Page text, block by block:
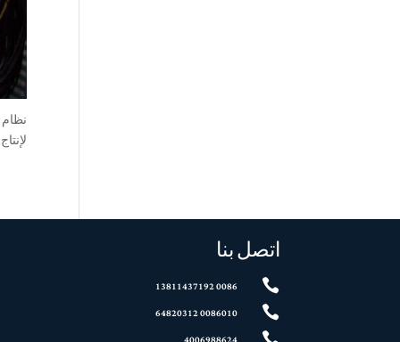
اتصل بنا

0086 13811437192

0086010 64820312